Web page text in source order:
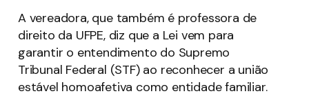
A vereadora, que também é professora de
direito da UFPE, diz que a Lei vem para
garantir o entendimento do Supremo
Tribunal Federal (STF) ao reconhecer a união
estável homoafetiva como entidade familiar.